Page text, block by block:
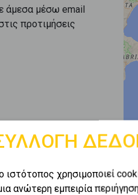
άμεσα μέσω email
προτιμήσεις
ιστότοπος χρησιμοποιεί
ανώτερη εμπειρία